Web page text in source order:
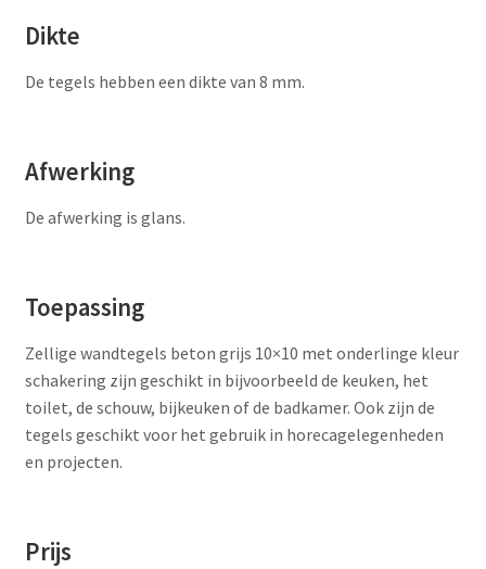
Dikte
De tegels hebben een dikte van 8 mm.
Afwerking
De afwerking is glans.
Toepassing
Zellige wandtegels beton grijs 10×10 met onderlinge kleur
schakering zijn geschikt in bijvoorbeeld de keuken, het
toilet, de schouw, bijkeuken of de badkamer. Ook zijn de
tegels geschikt voor het gebruik in horecagelegenheden
en projecten.
Prijs